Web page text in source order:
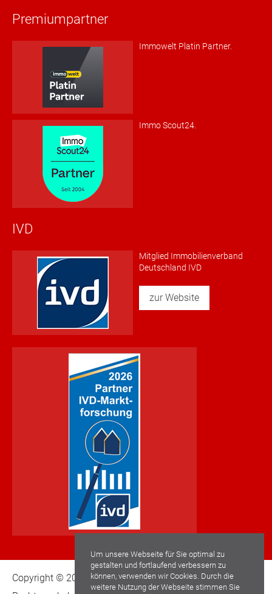
Um unsere Webseite für Sie optimal zu
gestalten und fortlaufend verbessern zu
können, verwenden wir Cookies. Durch die
weitere Nutzung der Webseite stimmen Sie
Premiumpartner
Immowelt Platin Partner.
Immo Scout24.
IVD
Mitglied Immobilienverband
Deutschland IVD
zur Website
Copyright © 2022 Schwaderlapp Immobilien GmbH. Alle